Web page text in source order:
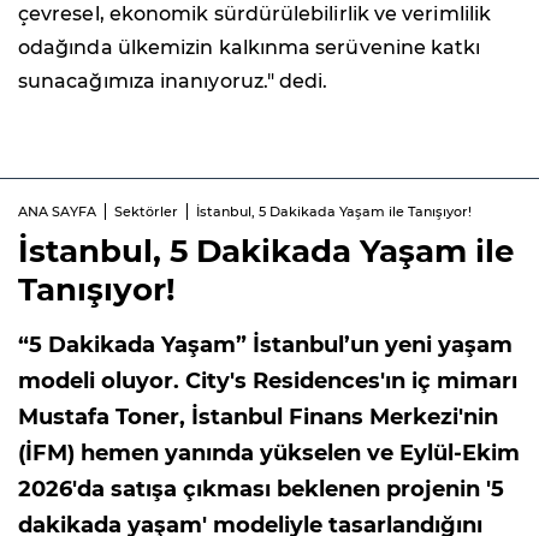
çevresel, ekonomik sürdürülebilirlik ve verimlilik
odağında ülkemizin kalkınma serüvenine katkı
sunacağımıza inanıyoruz." dedi.
ANA SAYFA Sektörler İstanbul, 5 Dakikada Yaşam ile Tanışıyor!
İstanbul, 5 Dakikada Yaşam ile
Tanışıyor!
“5 Dakikada Yaşam” İstanbul’un yeni yaşam
modeli oluyor. City's Residences'ın iç mimarı
Mustafa Toner, İstanbul Finans Merkezi'nin
(İFM) hemen yanında yükselen ve Eylül-Ekim
2026'da satışa çıkması beklenen projenin '5
dakikada yaşam' modeliyle tasarlandığını